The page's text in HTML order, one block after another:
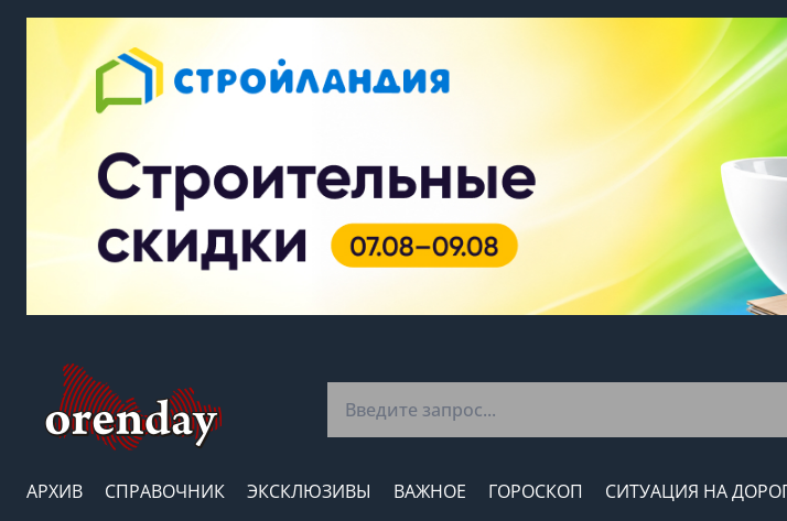
АРХИВ СПРАВОЧНИК ЭКСКЛЮЗИВЫ ВАЖНОЕ ГОРОСКОП СИТУАЦИЯ НА